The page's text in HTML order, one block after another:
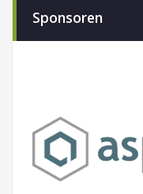
Sponsoren